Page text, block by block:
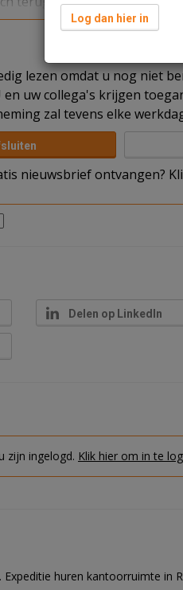
lezen omdat u nog niet
en uw collega's krijgen
zal tevens elke
nieuwsbrief ontvangen?
Delen op LinkedIn
zijn ingelogd. Klik hier om in te
Expeditie huren kantoorruimte in
Log dan hier in